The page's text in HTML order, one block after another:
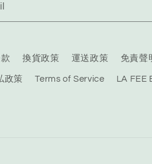
換貨政策 運送政策 免責聲
政策 Terms of Service LA FEE